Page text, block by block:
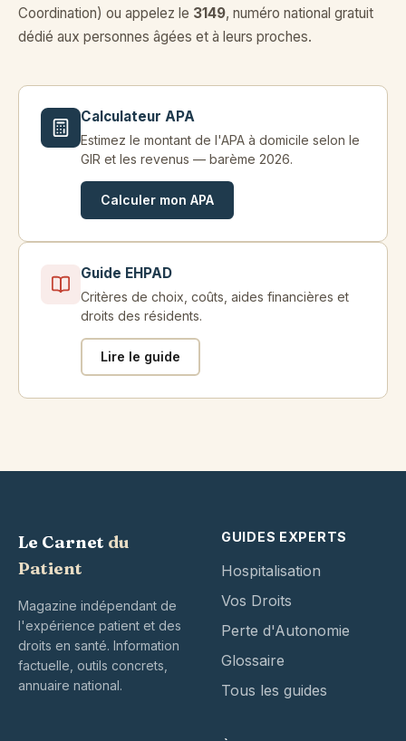
Coordination) ou appelez le 3149, numéro national gratuit
dédié aux personnes âgées et à leurs proches.
Calculateur APA
Estimez le montant de l'APA à domicile selon le
GIR et les revenus — barème 2026.
Calculer mon APA
Guide EHPAD
Critères de choix, coûts, aides financières et
droits des résidents.
Lire le guide
Le Carnet du
Patient
Magazine indépendant de
l'expérience patient et des
droits en santé. Information
factuelle, outils concrets,
annuaire national.
GUIDES EXPERTS
Hospitalisation
Vos Droits
Perte d'Autonomie
Glossaire
Tous les guides